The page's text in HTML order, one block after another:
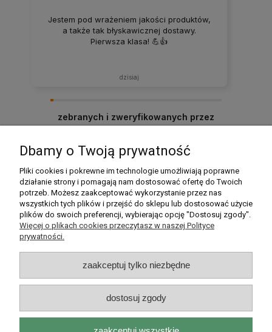
Jestem pod wrażeniem jakości produktów,
a także tak błyskawicznej dostawy.
Pierwsza klasa! 💪👍️
dzisiaj
zebranych i zweryfikowanych przez
Moje konto
Płatności i dostawa
Informacje
O nas
Dbamy o Twoją prywatność
Pliki cookies i pokrewne im technologie umożliwiają poprawne
działanie strony i pomagają nam dostosować ofertę do Twoich
potrzeb. Możesz zaakceptować wykorzystanie przez nas
wszystkich tych plików i przejść do sklepu lub dostosować użycie
plików do swoich preferencji, wybierając opcję "Dostosuj zgody".
Więcej o plikach cookies przeczytasz w naszej Polityce
prywatności.
zaakceptuj tylko niezbędne
dostosuj zgody